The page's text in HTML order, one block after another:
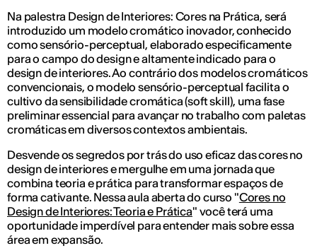
Na palestra Design de Interiores: Cores na Prática, será
introduzido um modelo cromático inovador, conhecido
como sensório-perceptual, elaborado especificamente
para o campo do design e altamente indicado para o
design de interiores. Ao contrário dos modelos cromáticos
convencionais, o modelo sensório-perceptual facilita o
cultivo da sensibilidade cromática (soft skill), uma fase
preliminar essencial para avançar no trabalho com paletas
cromáticas em diversos contextos ambientais.
Desvende os segredos por trás do uso eficaz das cores no
design de interiores e mergulhe em uma jornada que
combina teoria e prática para transformar espaços de
forma cativante. Nessa aula aberta do curso "Cores no
Design de Interiores: Teoria e Prática" você terá uma
oportunidade imperdível para entender mais sobre essa
área em expansão.